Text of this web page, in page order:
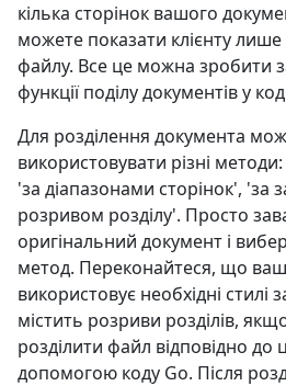
кілька сторінок вашого
можете показати клієнту
файлу. Все це можна зробити
функції поділу документів у
Для розділення документа
використовувати різні
'за діапазонами сторінок', 'за
розривом розділу'. Просто
оригінальний документ і
метод. Переконайтеся, що
використовує необхідні стилі
містить розриви розділів,
розділити файл відповідно до
допомогою коду Go. Після